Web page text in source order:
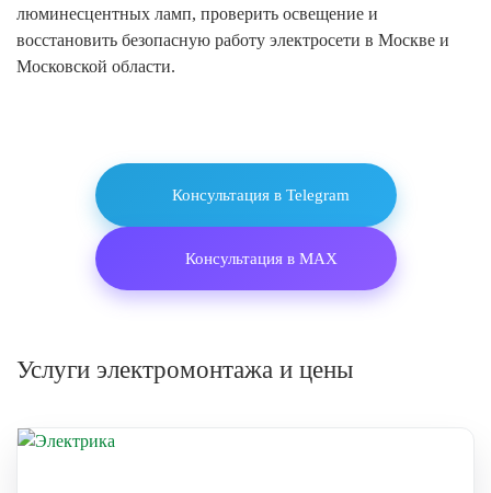
люминесцентных ламп, проверить освещение и
восстановить безопасную работу электросети в Москве и
Московской области.
Консультация в Telegram
Консультация в MAX
Услуги электромонтажа и цены